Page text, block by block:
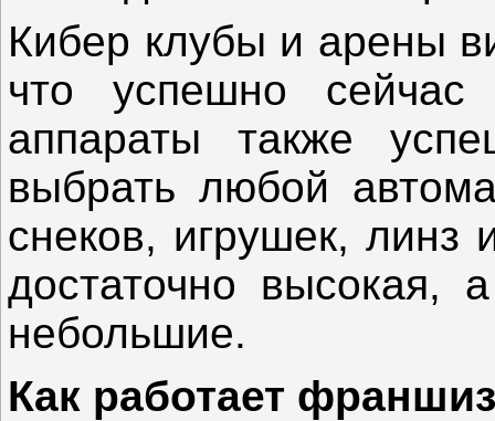
Кибер клубы и арены
что успешно сейчас
аппараты также
выбрать любой
снеков, игрушек, линз
достаточно высокая,
небольшие.
Как работает